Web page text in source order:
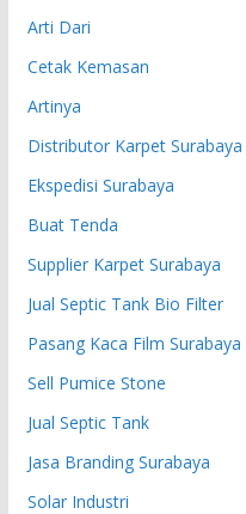
Arti Dari
Cetak Kemasan
Artinya
Distributor Karpet Surabaya
Ekspedisi Surabaya
Buat Tenda
Supplier Karpet Surabaya
Jual Septic Tank Bio Filter
Pasang Kaca Film Surabaya
Sell Pumice Stone
Jual Septic Tank
Jasa Branding Surabaya
Solar Industri